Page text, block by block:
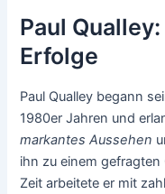
Paul
Erfolge
Paul Qualley begann
1980er Jahren und
markantes Aussehen
ihn zu einem
Zeit arbeitete er mit